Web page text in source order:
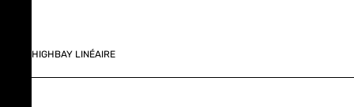
HIGHBAY LINÉAIRE